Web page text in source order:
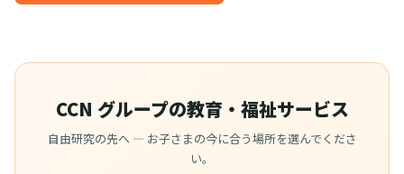
CCN グループの教育・福祉サービス
自由研究の先へ — お子さまの今に合う場所を選んでくださ
い。